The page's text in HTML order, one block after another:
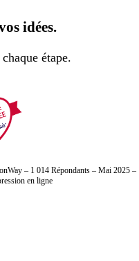
idées.
chaque étape.
– 1 014 Répondants – Mai 2025 –
en ligne